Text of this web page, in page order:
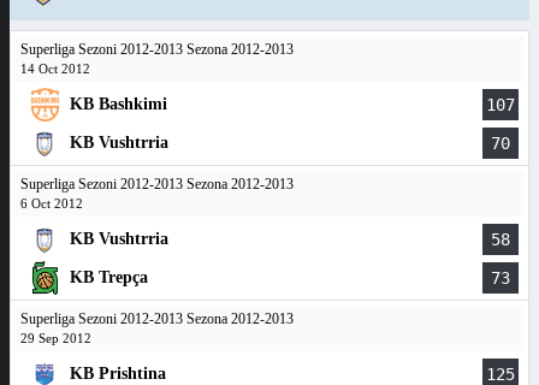
Superliga Sezoni 2012-2013 Sezona 2012-2013
14 Oct 2012
KB Bashkimi 107
KB Vushtrria 70
Superliga Sezoni 2012-2013 Sezona 2012-2013
6 Oct 2012
KB Vushtrria 58
KB Trepça 73
Superliga Sezoni 2012-2013 Sezona 2012-2013
29 Sep 2012
KB Prishtina 125